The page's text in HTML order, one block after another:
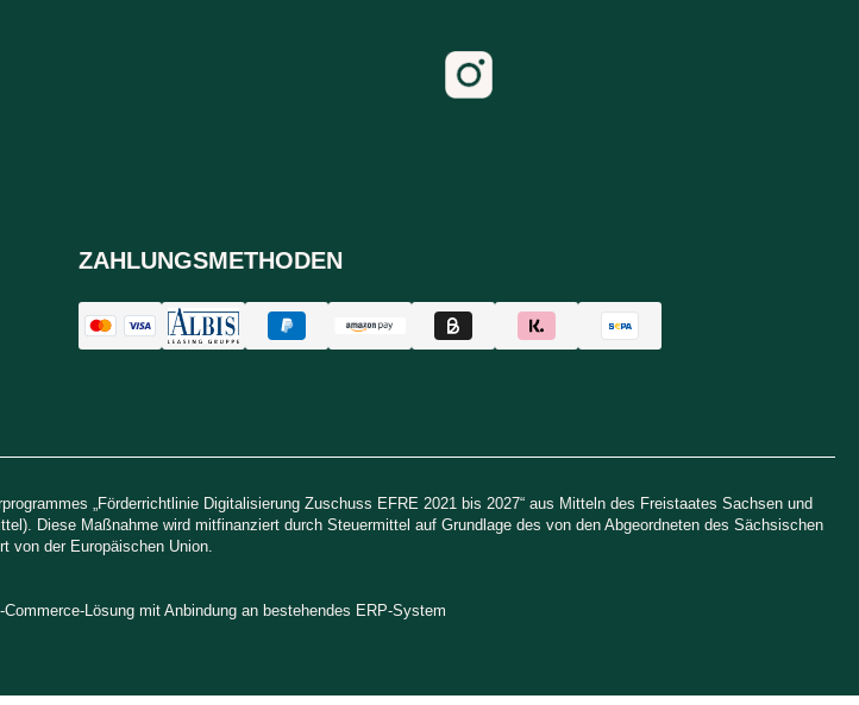
ZAHLUNGSMETHODEN
„Förderrichtlinie Digitalisierung Zuschuss EFRE 2021 bis 2027“ aus Mitteln des Freistaates Sachsen und
Diese Maßnahme wird mitfinanziert durch Steuermittel auf Grundlage des von den Abgeordneten des Sächsischen
von der Europäischen Union.
Lösung mit Anbindung an bestehendes ERP-System